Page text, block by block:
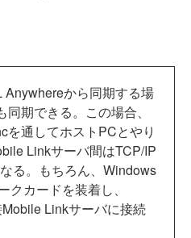
から同期する場
期できる。この場合、
を通してホストPCとやり
Linkサーバ間はTCP/IP
る。もちろん、Windows
カードを装着し、
Linkサーバに接続